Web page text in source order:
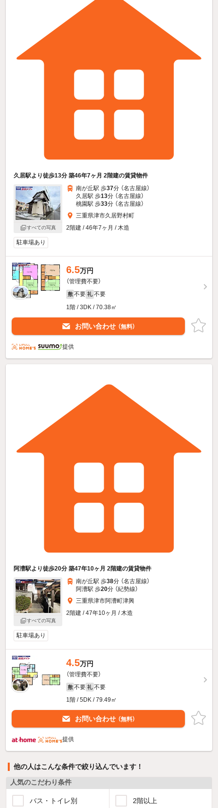
久居駅より徒歩13分 築46年7ヶ月 2階建の賃貸物件
すべての写真
南が丘駅 歩37分 （名古屋線）
久居駅 歩13分 （名古屋線）
桃園駅 歩33分 （名古屋線）
三重県津市久居野村町
2階建 / 46年7ヶ月 / 木造
駐車場あり
6.5万円
（管理費不要）
敷 不要 礼 不要
1階 / 3DK / 70.38㎡
お問い合わせ （無料）
提供
阿漕駅より徒歩20分 築47年10ヶ月 2階建の賃貸物件
すべての写真
南が丘駅 歩38分 （名古屋線）
阿漕駅 歩20分 （紀勢線）
三重県津市阿漕町津興
2階建 / 47年10ヶ月 / 木造
駐車場あり
4.5万円
（管理費不要）
敷 不要 礼 不要
1階 / 5DK / 79.49㎡
お問い合わせ （無料）
提供
他の人はこんな条件で絞り込んでいます！
人気のこだわり条件
バス・トイレ別 2階以上